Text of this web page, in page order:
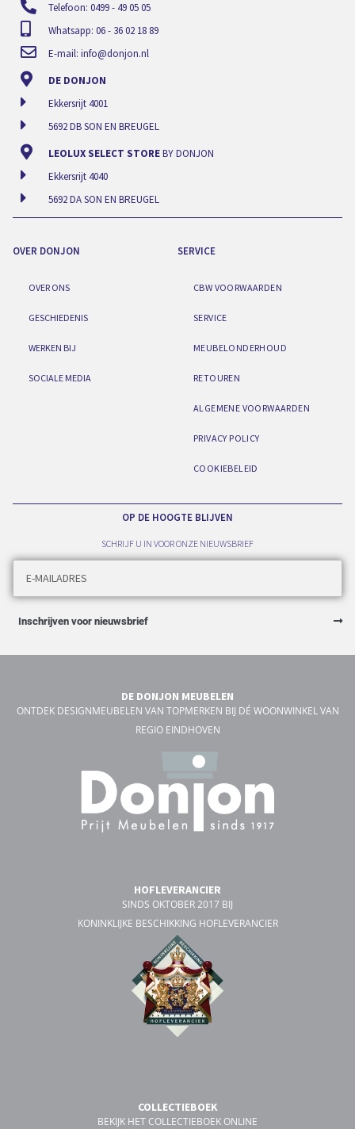
Telefoon: 0499 - 49 05 05
Whatsapp: 06 - 36 02 18 89
E-mail: info@donjon.nl
DE DONJON
Ekkersrijt 4001
5692 DB SON EN BREUGEL
LEOLUX SELECT STOREBY DONJON
Ekkersrijt 4040
5692 DA SON EN BREUGEL
OVER DONJON
OVER ONS
GESCHIEDENIS
WERKEN BIJ
SOCIALE MEDIA
SERVICE
CBW VOORWAARDEN
SERVICE
MEUBELONDERHOUD
RETOUREN
ALGEMENE VOORWAARDEN
PRIVACY POLICY
COOKIEBELEID
OP DE HOOGTE BLIJVEN
SCHRIJF U IN VOOR ONZE NIEUWSBRIEF
Inschrijven voor nieuwsbrief
DE DONJON MEUBELEN
ONTDEK DESIGNMEUBELEN VAN TOPMERKEN BIJ DÉ WOONWINKEL VAN
REGIO EINDHOVEN
HOFLEVERANCIER
SINDS OKTOBER 2017 BIJ
KONINKLIJKE BESCHIKKING HOFLEVERANCIER
COLLECTIEBOEK
BEKIJK HET COLLECTIEBOEK ONLINE